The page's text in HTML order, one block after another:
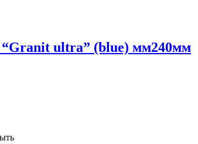
ultra” (blue) мм240мм